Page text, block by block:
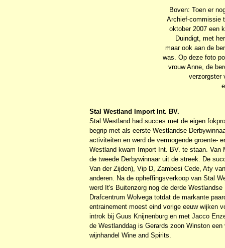
Boven: Toen er
Archief-commissie
oktober 2007 een
Duindigt, met
maar ook aan de
was. Op deze foto
vrouw Anne, de
verzorgster
Stal Westland Import Int. BV.
Stal Westland had succes met de eigen
begrip met als eerste Westlandse
activiteiten en werd de vermogende groente-
Westland kwam Import Int. BV. te staan.
de tweede Derbywinnaar uit de streek. De
Van der Zijden), Vip D, Zambesi Cede, Aty
anderen. Na de opheffingsverkoop van Stal
werd It's Buitenzorg nog de derde
Drafcentrum Wolvega totdat de markante
entrainement moest eind vorige eeuw wijken
introk bij Guus Knijnenburg en met Jacco
de Westlanddag is Gerards zoon Winston
wijnhandel Wine and Spirits.